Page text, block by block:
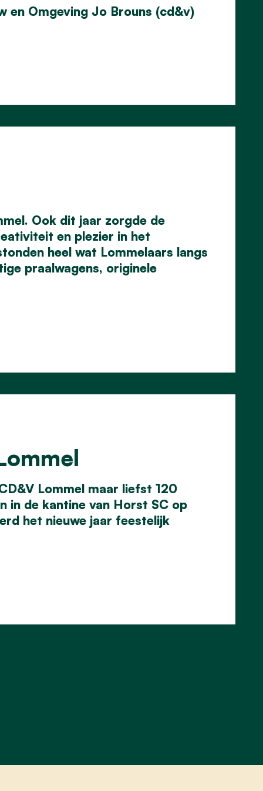
en Omgeving Jo Brouns (cd&v)
Ook dit jaar zorgde de
en plezier in het
heel wat Lommelaars langs
praalwagens, originele
Lommelmaar liefst 120
in de kantine van Horst SC op
het nieuwe jaar feestelijk